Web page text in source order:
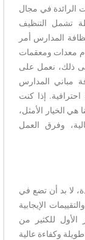
الرائدة في مجال
تشمل التنظيف
المدارس أمر
معدات ومعقمات
ذلك، نعمل على
مباني المدارس
إذا كنت
هي الخيار الأمثل،
وفرق العمل
لا بد أن تضع في
الإيجابية
للكثير من
وكفاءة عالية